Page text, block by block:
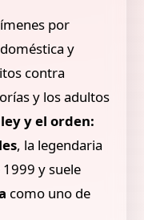
por
y
contra
y los adultos
y el orden:
, la legendaria
y suele
como uno de